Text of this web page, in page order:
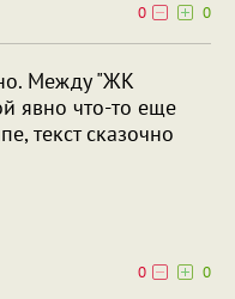
0
0
Между "ЖК
явно что-то еще
текст сказочно
0
0